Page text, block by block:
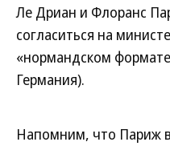
Ле Дриан и Флоранс
согласиться на
«нормандском
Германия).
Напомним, что Париж